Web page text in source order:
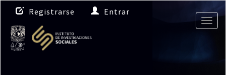
N
a
v
e
g
Registrarse Entrar